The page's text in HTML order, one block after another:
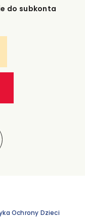
do subkonta
Ochrony Dzieci